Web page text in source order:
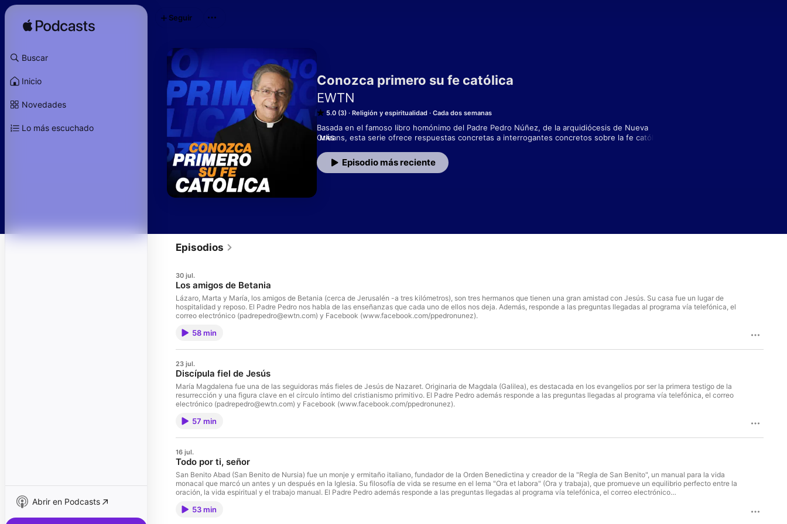
Buscar
Inicio
Novedades
Lo más escuchado
Abrir en Podcasts
Conozca primero su fe católica
EWTN
5.0 (3) Religión y espiritualidad Cada dos semanas
Basada en el famoso libro homónimo del Padre Pedro Núñez, de la arquidiócesis de Nueva
Orleans, esta serie ofrece respuestas concretas a interrogantes concretos sobre la fe católica
MÁS
Episodio más reciente
Seguir
Episodios
30 jul.
Los amigos de Betania
Lázaro, Marta y María, los amigos de Betania (cerca de Jerusalén -a tres kilómetros), son tres hermanos que tienen una gran amistad con Jesús. Su casa fue un lugar de
hospitalidad y reposo. El Padre Pedro nos habla de las enseñanzas que cada uno de ellos nos deja. Además, responde a las preguntas llegadas al programa vía telefónica, el
correo electrónico (padrepedro@ewtn.com) y Facebook (www.facebook.com/ppedronunez).
58 min
23 jul.
Discípula fiel de Jesús
María Magdalena fue una de las seguidoras más fieles de Jesús de Nazaret. Originaria de Magdala (Galilea), es destacada en los evangelios por ser la primera testigo de la
resurrección y una figura clave en el círculo íntimo del cristianismo primitivo. El Padre Pedro además responde a las preguntas llegadas al programa vía telefónica, el correo
electrónico (padrepedro@ewtn.com) y Facebook (www.facebook.com/ppedronunez).
57 min
16 jul.
Todo por ti, señor
San Benito Abad (San Benito de Nursia) fue un monje y ermitaño italiano, fundador de la Orden Benedictina y creador de la "Regla de San Benito", un manual para la vida
monacal que marcó un antes y un después en la Iglesia. Su filosofía de vida se resume en el lema "Ora et labora" (Ora y trabaja), que promueve un equilibrio perfecto entre la
oración, la vida espiritual y el trabajo manual. El Padre Pedro además responde a las preguntas llegadas al programa vía telefónica, el correo electrónico
53 min